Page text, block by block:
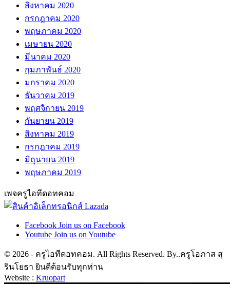
สิงหาคม 2020
กรกฎาคม 2020
พฤษภาคม 2020
เมษายน 2020
มีนาคม 2020
กุมภาพันธ์ 2020
มกราคม 2020
ธันวาคม 2019
พฤศจิกายน 2019
กันยายน 2019
สิงหาคม 2019
กรกฎาคม 2019
มิถุนายน 2019
พฤษภาคม 2019
เพจครูไอทีดอทคอม
Facebook Join us on Facebook
Youtube Join us on Youtube
© 2026 - ครูไอทีดอทคอม. All Rights Reserved. By..ครูโอภาส สุ
รินโยธา ยินดีต้อนรับทุกท่าน
Website : Kruopart